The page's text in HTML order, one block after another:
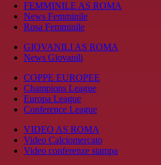
FEMMINILE AS ROMA
News Femminile
Rosa Femminile
GIOVANILI AS ROMA
News Giovanili
COPPE EUROPEE
Champions League
Europa League
Conference League
VIDEO AS ROMA
Video Calciomercato
Video conferenze stampa